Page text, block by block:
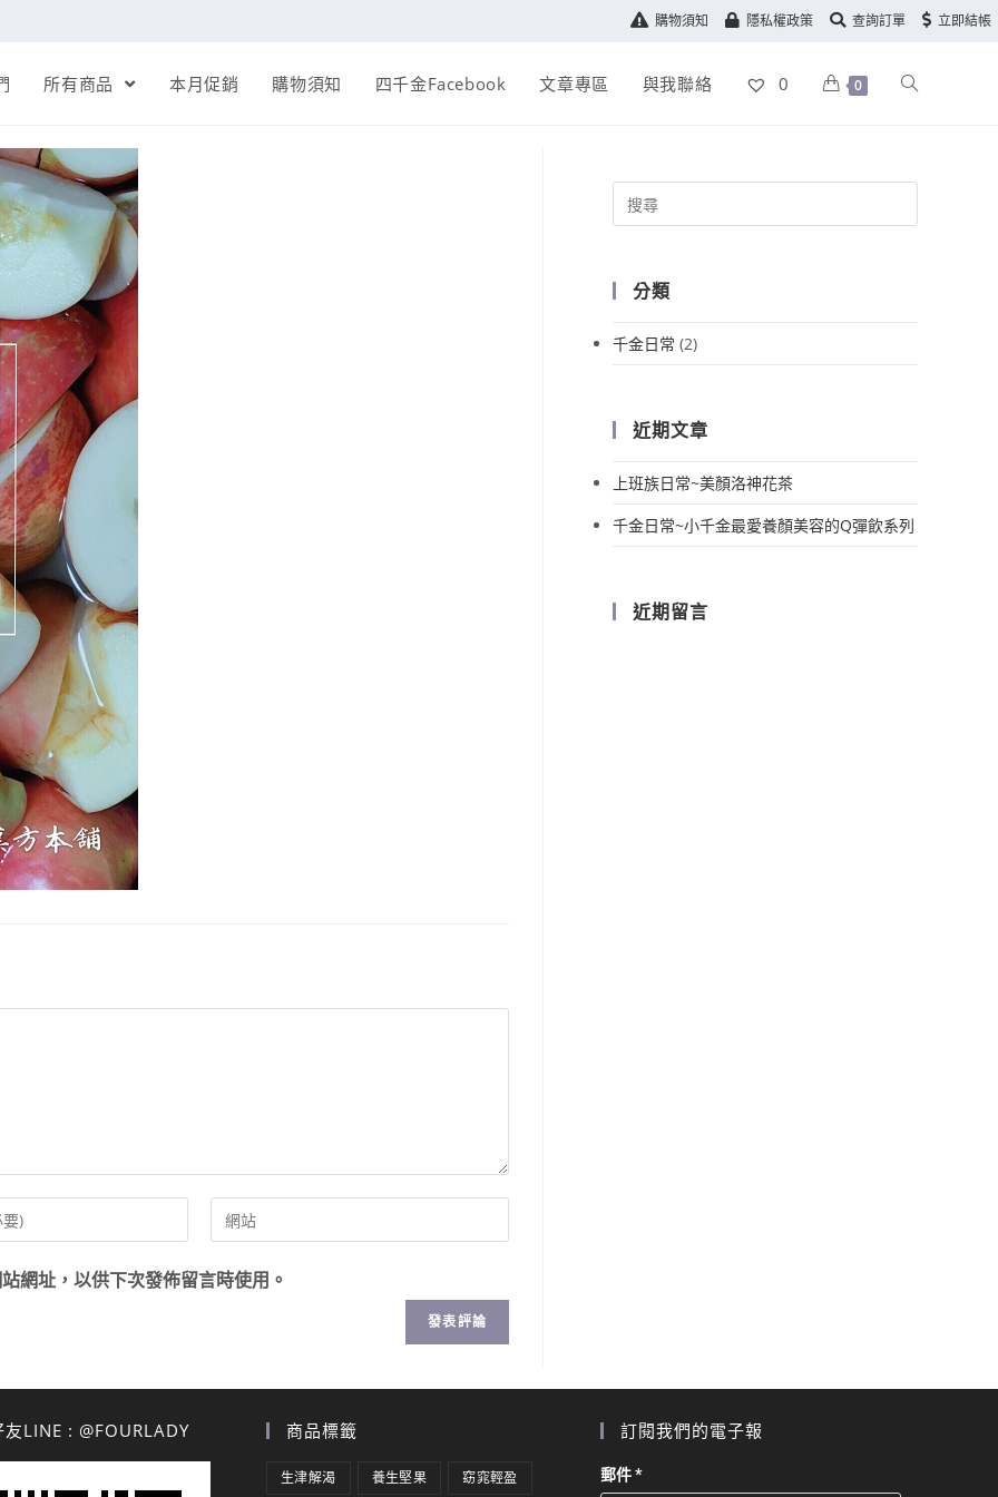
購物須知 隱私權政策 查詢訂單 立即結帳
所有商品 本月促銷 購物須知 四千金Facebook 文章專區 與我聯絡 0 0
網址，以供下次發佈留言時使用。
分類
千金日常 (2)
近期文章
上班族日常~美顏洛神花茶
千金日常~小千金最愛養顏美容的Q彈飲系列
近期留言
友LINE : @FOURLADY 商品標籤
生津解渴 養生堅果 窈窕輕盈
訂閱我們的電子報
郵件*